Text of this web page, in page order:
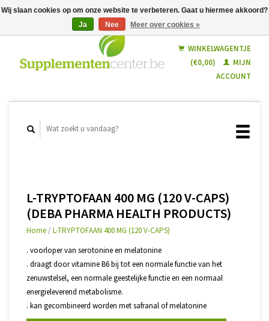
Nederlands
WINKELWAGENTJE
(€0,00)
MIJN
ACCOUNT
L-TRYPTOFAAN 400 MG (120 V-CAPS)
(DEBA PHARMA HEALTH PRODUCTS)
Home /L-TRYPTOFAAN 400 MG (120 V-CAPS)
. voorloper van serotonine en melatonine
. draagt door vitamine B6 bij tot een normale functie van het
zenuwstelsel, een normale geestelijke functie en een normaal
energieleverend metabolisme.
. kan gecombineerd worden met safranal of melatonine
Wij slaan cookies op om onze website te verbeteren. Gaat u hiermee akkoord?
Ja
Nee Meer over cookies »